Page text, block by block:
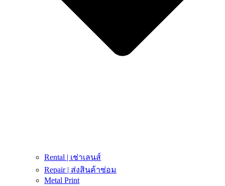
Rental | เช่าเลนส์
Repair | ส่งสินค้าซ่อม
Metal Print